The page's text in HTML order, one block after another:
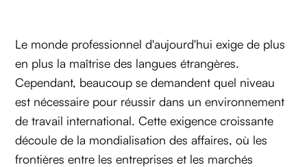
Le monde professionnel d'aujourd'hui exige de plus
en plus la maîtrise des langues étrangères.
Cependant, beaucoup se demandent quel niveau
est nécessaire pour réussir dans un environnement
de travail international. Cette exigence croissante
découle de la mondialisation des affaires, où les
frontières entre les entreprises et les marchés